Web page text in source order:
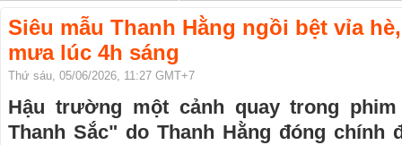
Siêu mẫu Thanh Hằng ngồi bệt vỉa
mưa lúc 4h sáng
Thứ sáu, 05/06/2026, 11:27 GMT+7
Hậu trường một cảnh quay trong phim
Thanh Sắc" do Thanh Hằng đóng chính